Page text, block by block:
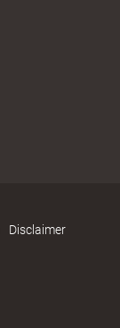
Disclaimer